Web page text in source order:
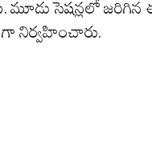
సెషన్లలో జరిగిన
నిర్వహించారు.